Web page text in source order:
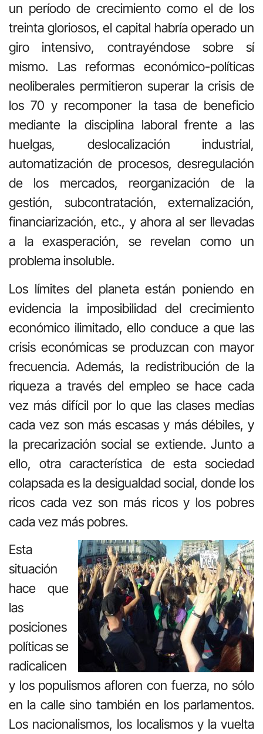
un período de crecimiento como el de los
treinta gloriosos, el capital habría operado un
giro intensivo, contrayéndose sobre sí
mismo. Las reformas económico-políticas
neoliberales permitieron superar la crisis de
los 70 y recomponer la tasa de beneficio
mediante la disciplina laboral frente a las
huelgas, deslocalización industrial,
automatización de procesos, desregulación
de los mercados, reorganización de la
gestión, subcontratación, externalización,
financiarización, etc., y ahora al ser llevadas
a la exasperación, se revelan como un
problema insoluble.
Los límites del planeta están poniendo en
evidencia la imposibilidad del crecimiento
económico ilimitado, ello conduce a que las
crisis económicas se produzcan con mayor
frecuencia. Además, la redistribución de la
riqueza a través del empleo se hace cada
vez más difícil por lo que las clases medias
cada vez son más escasas y más débiles, y
la precarización social se extiende. Junto a
ello, otra característica de esta sociedad
colapsada es la desigualdad social, donde los
ricos cada vez son más ricos y los pobres
cada vez más pobres.
Esta
situación
hace que
las
posiciones
políticas se
radicalicen
y los populismos afloren con fuerza, no sólo
en la calle sino también en los parlamentos.
Los nacionalismos, los localismos y la vuelta